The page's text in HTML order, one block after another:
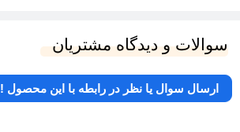
سوالات و دیدگاه مشتریان
ارسال سوال یا نظر در رابطه با این محصول !